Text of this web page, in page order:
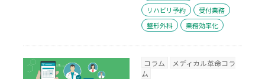
リハビリ予約
受付業務
整形外科
業務効率化
コラム
メディカル革命コラ
ム